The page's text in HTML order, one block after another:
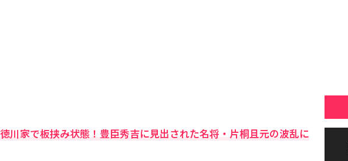
川家で板挟み状態！豊臣秀吉に見出された名将・片桐且元の波乱に